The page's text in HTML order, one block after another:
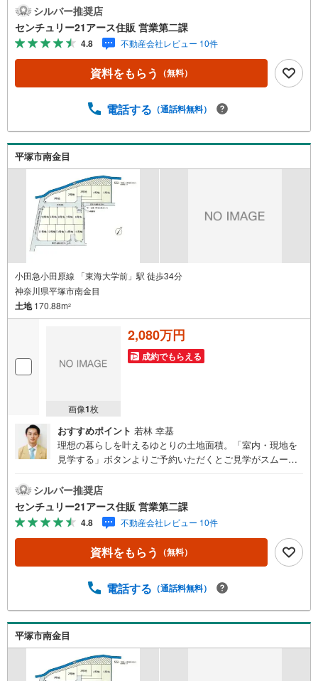
ー21アース住販のポイント】◆センチュリオン獲得店舗◆
全国約970店舗あるセンチュリー21のお店。その中でも、
アメリカ本部が設ける一定基準を満たした、上位4％しか受
賞できない賞。それが「センチュリオン」です。弊社はそ
のセンチュリオンを2002年から欠かすことなく取り続けて
おります。◆住宅ローン相談会◆お客様にあった無理のな
算も行っております。人生最大のお買い物になりますの
す。◆優遇金利にこだわる◆大きな金額を長期間で返済す
る住宅ローンは優遇金利が0.1％変わるだけで、支払い総額
に大きな変化が生じます。取引の多い弊社は金融機関の特
色、傾向、トレンドを熟知しておりますので、お客様のニ
ーズにあった金融機関をご紹介させて頂きます。
シルバー推奨店
センチュリー21アース住販 営業第二課
4.8 不動産会社レビュー 10件
資料をもらう （無料）
電話する （通話料無料）
平塚市南金目
小田急小田原線 「東海大学前」駅 徒歩34分
神奈川県平塚市南金目
土地170.88m2
画像1枚
2,080万円
成約でもらえる
おすすめポイント 若林 幸基
理想の暮らしを叶えるゆとりの土地面積。「室内・現地を
見学する」ボタンよりご予約いただくとご見学がスムーズ
センチュリオン獲得店舗◆全国約970店舗あるセンチュリー
21のお店。その中でも、アメリカ本部が設ける一定基準を
満たした、上位4％しか受賞できない賞。それが「センチュ
リオン」です。弊社はそのセンチュリオンを2002年から欠
かすことなく取り続けております。◆住宅ローン相談会◆
お客様にあった無理のない住宅ローンの試算やご購入の際
お買い物になりますので、しっかりとした資金計画のアド
金額を長期間で返済する住宅ローンは優遇金利が0.1％変わ
るだけで、支払い総額に大きな変化が生じます。取引の多
い弊社は金融機関の特色、傾向、トレンドを熟知しており
ますので、お客様のニーズにあった金融機関をご紹介させ
て頂きます。
シルバー推奨店
センチュリー21アース住販 営業第二課
4.8 不動産会社レビュー 10件
資料をもらう （無料）
電話する （通話料無料）
平塚市南金目